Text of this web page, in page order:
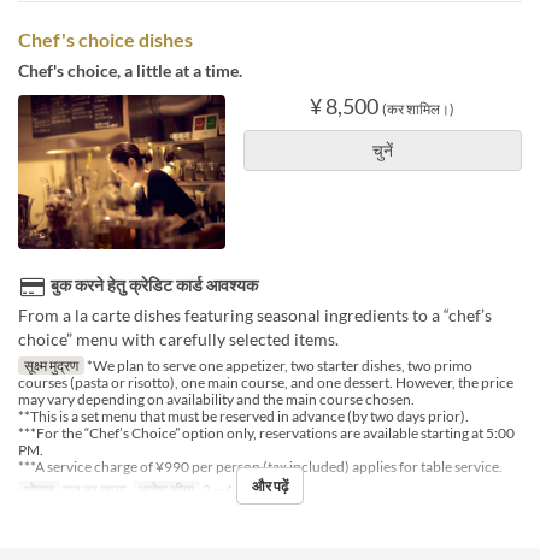
Chef's choice dishes
Chef's choice, a little at a time.
¥ 8,500 (कर शामिल।)
चुनें
बुक करने हेतु क्रेडिट कार्ड आवश्यक
From a la carte dishes featuring seasonal ingredients to a “chef’s
choice” menu with carefully selected items.
सूक्ष्म मुद्रण *We plan to serve one appetizer, two starter dishes, two primo
courses (pasta or risotto), one main course, and one dessert. However, the price
may vary depending on availability and the main course chosen.
**This is a set menu that must be reserved in advance (by two days prior).
***For the “Chef’s Choice” option only, reservations are available starting at 5:00
PM.
***A service charge of ¥990 per person (tax included) applies for table service.
भोजन
रात का खाना आदेश सीमा 2 ~ 4 और पढ़ें